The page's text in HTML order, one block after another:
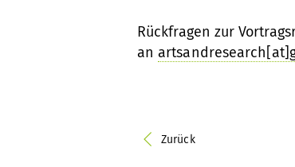
Rückfragen zur
an
Zurück